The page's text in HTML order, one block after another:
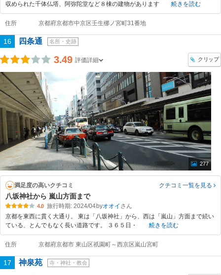
収められた千体仏塔、阿弥陀堂など８棟の建物があります
続きを読む
住所 京都府京都市中京区壬生梛ノ宮町31番地
16 四条通 名所・史跡
3.49 評価詳細 クリップ
277
満足度の高いクチコミ クチコミ一覧を見る
八坂神社から 嵐山方面まで
4.0 旅行時期: 2024/04byオオイ
京都を東西に貫く大通り。 東は「八坂神社」から、西は「嵐山」方面まで続い
ている、とんでもなく長い道路です。 ３６５日・
続きを読む
住所 京都府京都市 東山区祇園町～西京区嵐山宮町
17 神泉苑 寺・神社・教会